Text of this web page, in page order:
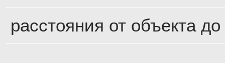
расстояния от объекта